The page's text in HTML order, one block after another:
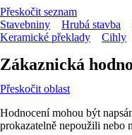
Přeskočit seznam
Stavebniny
Hrubá stavba
Keramické překlady
Cihly
Zákaznická
Přeskočit oblast
Hodnocení mohou být
prokazatelně nepoužili nebo